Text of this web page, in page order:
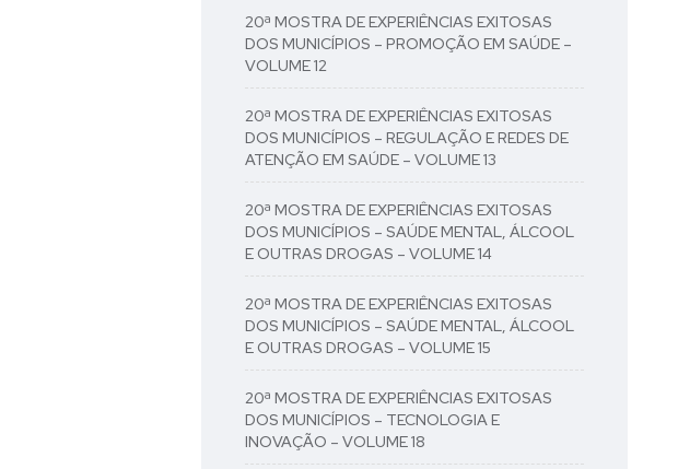
20ª MOSTRA DE EXPERIÊNCIAS EXITOSAS
DOS MUNICÍPIOS – PROMOÇÃO EM SAÚDE –
VOLUME 12
20ª MOSTRA DE EXPERIÊNCIAS EXITOSAS
DOS MUNICÍPIOS – REGULAÇÃO E REDES DE
ATENÇÃO EM SAÚDE – VOLUME 13
20ª MOSTRA DE EXPERIÊNCIAS EXITOSAS
DOS MUNICÍPIOS – SAÚDE MENTAL, ÁLCOOL
E OUTRAS DROGAS – VOLUME 14
20ª MOSTRA DE EXPERIÊNCIAS EXITOSAS
DOS MUNICÍPIOS – SAÚDE MENTAL, ÁLCOOL
E OUTRAS DROGAS – VOLUME 15
20ª MOSTRA DE EXPERIÊNCIAS EXITOSAS
DOS MUNICÍPIOS – TECNOLOGIA E
INOVAÇÃO – VOLUME 18